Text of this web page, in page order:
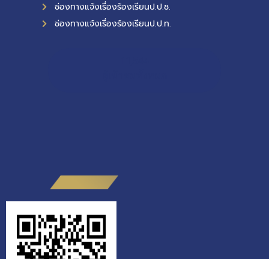
ช่องทางแจ้งเรื่องร้องเรียนป.ป.ช.
ช่องทางแจ้งเรื่องร้องเรียนป.ป.ท.